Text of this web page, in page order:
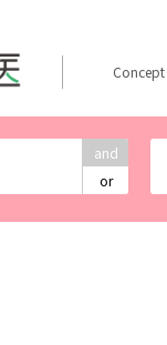
and
or
Concept